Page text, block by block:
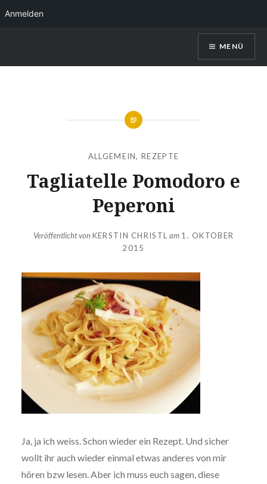
InhaltKerstin Christl
MENÜ
ALLGEMEIN,REZEPTE
Tagliatelle Pomodoro e
Peperoni
Veröffentlicht vonKERSTIN CHRISTL am 1. OKTOBER
2015
Ja, ja ich weiss. Schon wieder ein Rezept. Und sicher
wollt ihr auch wieder einmal etwas anderes von mir
hören bzw lesen. Aber ich muss euch sagen, diese
Anmelden